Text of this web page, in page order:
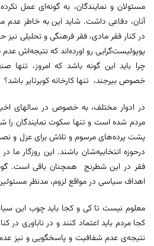
مسئولان و نمایندگان، به گونه‌ای عمل
آنان، دفاعی داشت. شاید این به خاطر عدم
در کنار فقر مادی، فقر فرهنگی و تحلیلی
پوپولیست‌گرایی رو اورده‌اند که نتیجه‌اش
چرا باید این گونه باشد که امروز،
خصوص بیرجند، تنها کارخانه کویرتایر باشد؟
در ادوار مختلف، به خصوص در سالهای
مردم شده است و تنها سکوت نمایندگان را
پشت پرده‌های مرسوم و تلاش برای عزل و
درحوزه انتخابیه‌شان باشند. این روزگار ما
فقر در این شطرنج همچنان باقی است.
اهداف سیاسی در مواقع لزوم، مدنظر
معلوم نیست تا کی و کجا باید چوب این
کجا مردم باید اعتماد کنند و در ناباوری در
نتیجه‌ی عدم شفافیت و پاسخگویی و نیز